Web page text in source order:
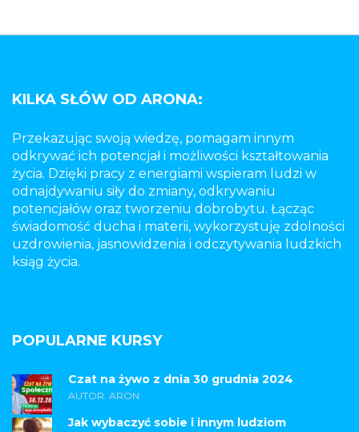
KILKA SŁÓW OD ARONA:
Przekazując swoją wiedzę, pomagam innym
odkrywać ich potencjał i możliwości kształtowania
życia. Dzięki pracy z energiami wspieram ludzi w
odnajdywaniu siły do zmiany, odkrywaniu
potencjałów oraz tworzeniu dobrobytu. Łącząc
świadomość ducha i materii, wykorzystuję zdolności
uzdrowienia, jasnowidzenia i odczytywania ludzkich
ksiąg życia.
POPULARNE KURSY
Czat na żywo z dnia 30 grudnia 2024
AUTOR: ARON
Jak wybaczyć sobie i innym ludziom